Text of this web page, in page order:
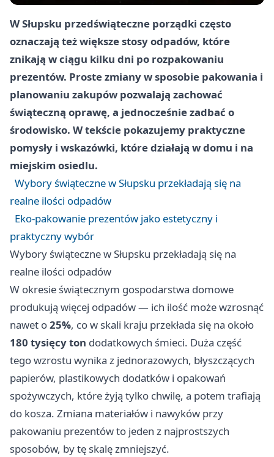
W Słupsku przedświąteczne porządki często
oznaczają też większe stosy odpadów, które
znikają w ciągu kilku dni po rozpakowaniu
prezentów. Proste zmiany w sposobie pakowania i
planowaniu zakupów pozwalają zachować
świąteczną oprawę, a jednocześnie zadbać o
środowisko. W tekście pokazujemy praktyczne
pomysły i wskazówki, które działają w domu i na
miejskim osiedlu.
Wybory świąteczne w Słupsku przekładają się na
realne ilości odpadów
Eko-pakowanie prezentów jako estetyczny i
praktyczny wybór
Wybory świąteczne w Słupsku przekładają się na
realne ilości odpadów
W okresie świątecznym gospodarstwa domowe
produkują więcej odpadów — ich ilość może wzrosnąć
nawet o25%, co w skali kraju przekłada się na około
180 tysięcy ton dodatkowych śmieci. Duża część
tego wzrostu wynika z jednorazowych, błyszczących
papierów, plastikowych dodatków i opakowań
spożywczych, które żyją tylko chwilę, a potem trafiają
do kosza. Zmiana materiałów i nawyków przy
pakowaniu prezentów to jeden z najprostszych
sposobów, by tę skalę zmniejszyć.